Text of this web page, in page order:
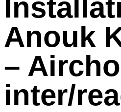
Anouk
–
inter/